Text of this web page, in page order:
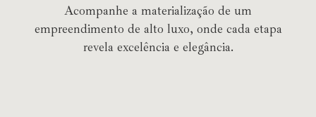
Acompanhe a materialização de um
empreendimento de alto luxo, onde cada etapa
revela excelência e elegância.